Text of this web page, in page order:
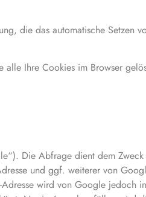
die das automatische Setzen
Ihre Cookies im Browser
Die Abfrage dient dem
und ggf. weiterer von
wird von Google jedoch